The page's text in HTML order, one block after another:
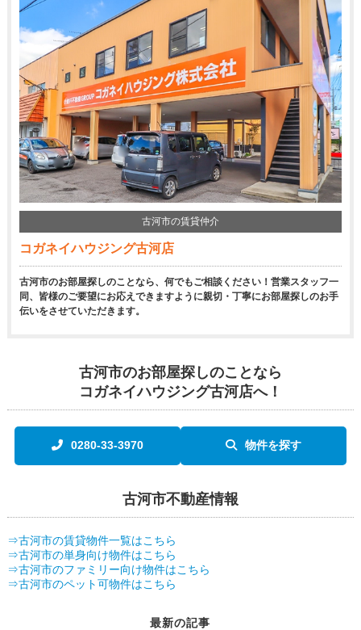
古河市の賃貸仲介
コガネイハウジング古河店
古河市のお部屋探しのことなら、何でもご相談ください！営業スタッフ一
同、皆様のご要望にお応えできますように親切・丁寧にお部屋探しのお手
伝いをさせていただきます。
古河市のお部屋探しのことなら
コガネイハウジング古河店へ！
0280-33-3970 物件を探す
古河市不動産情報
⇒古河市の賃貸物件一覧はこちら
⇒古河市の単身向け物件はこちら
⇒古河市のファミリー向け物件はこちら
⇒古河市のペット可物件はこちら
最新の記事